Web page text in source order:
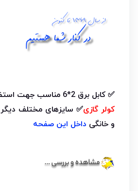
در
امتیازدهی
مشتری
✅ کابل برق 2*6 مناسب جهت استفاده برای کابل برق
کولر گازی✅ سایزهای مختلف دیگر
و خانگی داخل این صفحه